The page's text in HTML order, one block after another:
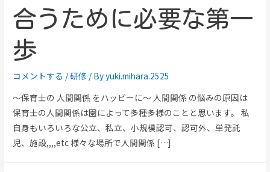
合うために必要な第一
歩
コメントする /研修 / Byyuki.mihara.2525
～保育士の 人間関係 をハッピーに～ 人間関係 の悩みの原因は
保育士の人間関係は園によって多種多様のことと思います。 私
自身もいろいろな公立、私立、小規模認可、認可外、単発託
児、施設,,,,etc 様々な場所で人間関係 […]